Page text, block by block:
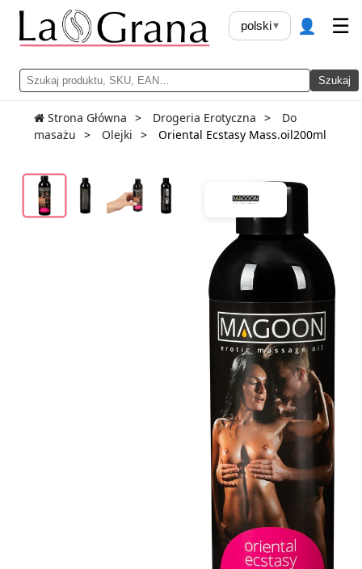
Szukaj
polski▾ 👤 ☰
Strona Główna Drogeria Erotyczna
Do
masażu
Olejki Oriental Ecstasy Mass.oil200ml